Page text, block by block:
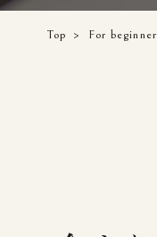
Top > For beginner